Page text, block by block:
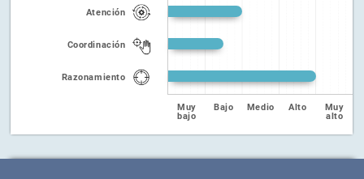
Atención
Coordinación
Razonamiento
Muy
bajo
Bajo Medio Alto
Muy
alto